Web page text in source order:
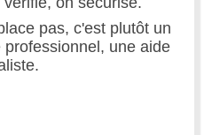
pas, c'est plutôt un
une aide